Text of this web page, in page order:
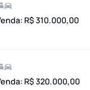
R$ 310.000,00
R$ 320.000,00